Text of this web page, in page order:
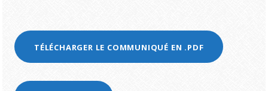
TÉLÉCHARGER LE COMMUNIQUÉ EN .PDF